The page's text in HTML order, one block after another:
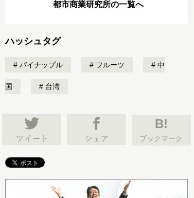
都市商業研究所の一覧へ
ハッシュタグ
パイナップル フルーツ 中
国 台湾
B!
ブックマーク